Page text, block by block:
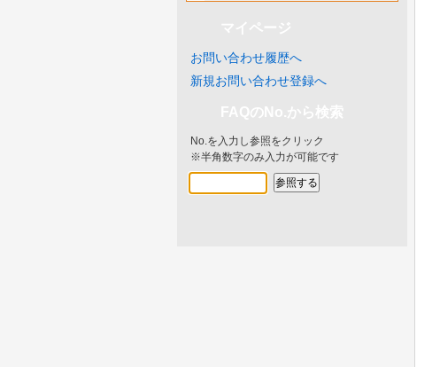
お問い合わせ履歴へ
新規お問い合わせ登録へ
No.を入力し参照をクリック
※半角数字のみ入力が可能です